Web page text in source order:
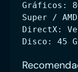
Gráficos:
Super /
DirectX:
Disco: 45